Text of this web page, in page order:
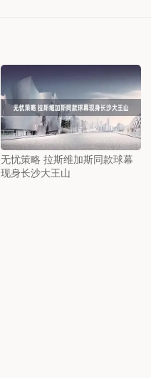
无忧策略 拉斯维加斯同款球幕
现身长沙大王山